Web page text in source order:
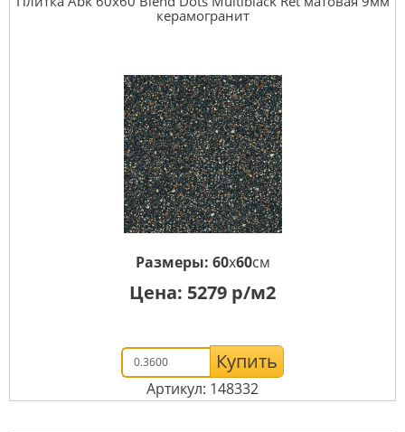
керамогранит
Размеры: 60x60см
Цена: 5279 р/м2
Купить
Артикул: 148332